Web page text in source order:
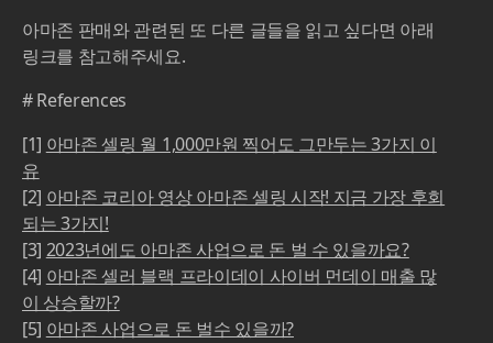
아마존 판매와 관련된 또 다른 글들을 읽고 싶다면 아래
링크를 참고해주세요.
# References
[1] 아마존 셀링 월 1,000만원 찍어도 그만두는 3가지 이
유
[2] 아마존 코리아 영상 아마존 셀링 시작! 지금 가장 후회
되는 3가지!
[3] 2023년에도 아마존 사업으로 돈 벌 수 있을까요?
[4] 아마존 셀러 블랙 프라이데이 사이버 먼데이 매출 많
이 상승할까?
[5] 아마존 사업으로 돈 벌수 있을까?